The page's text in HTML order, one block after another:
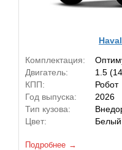
Комплектация:
Двигатель:
1.5
КПП:
Робот
Год выпуска:
2026
Тип кузова:
Цвет:
Белый
Подробнее